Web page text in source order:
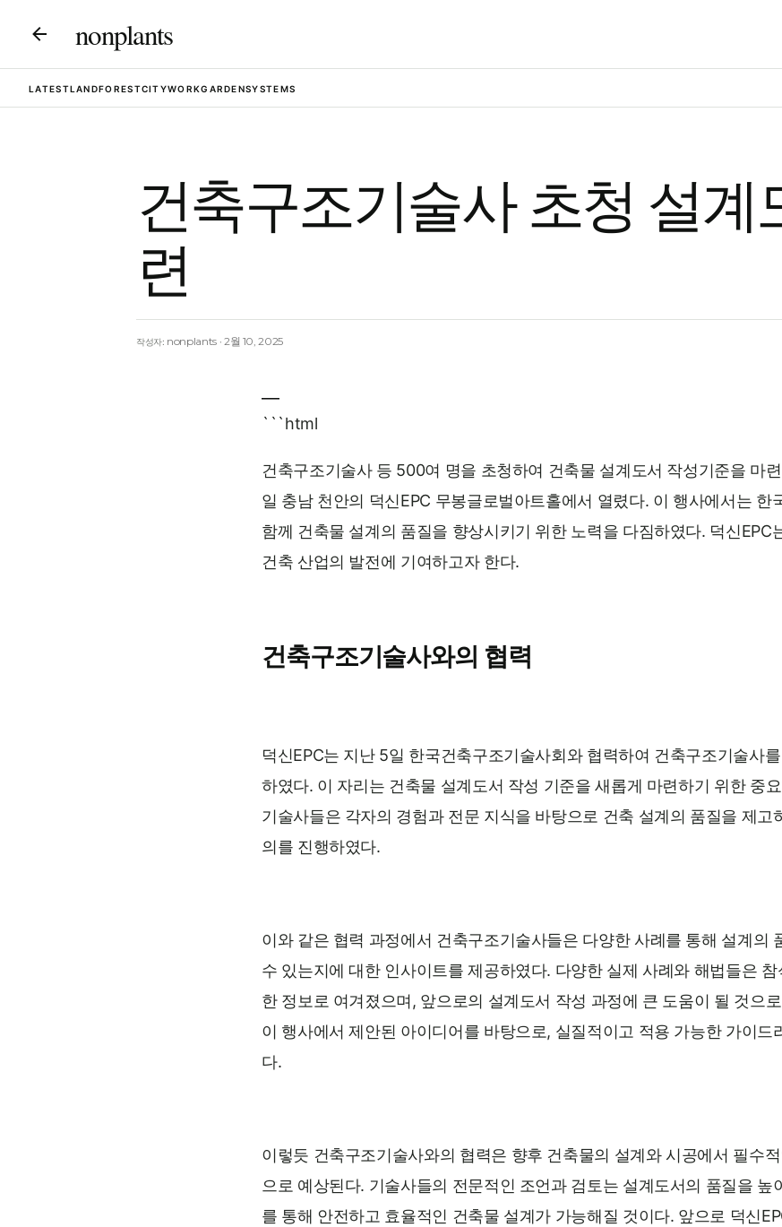
nonplants
LATESTLANDFORESTCITYWORKGARDENSYSTEMS
건축구조기술사 초청 설계
련
작성자: nonplants 2월 10, 2025
```html
건축구조기술사 등 500여 명을 초청하여 건축물 설계도서 작성기준을 마
일 충남 천안의 덕신EPC 무봉글로벌아트홀에서 열렸다. 이 행사에서는 한
함께 건축물 설계의 품질을 향상시키기 위한 노력을 다짐하였다. 덕신EPC
건축 산업의 발전에 기여하고자 한다.
건축구조기술사와의 협력
덕신EPC는 지난 5일 한국건축구조기술사회와 협력하여 건축구조기술사
하였다. 이 자리는 건축물 설계도서 작성 기준을 새롭게 마련하기 위한 중
기술사들은 각자의 경험과 전문 지식을 바탕으로 건축 설계의 품질을 제고
의를 진행하였다.
이와 같은 협력 과정에서 건축구조기술사들은 다양한 사례를 통해 설계의
수 있는지에 대한 인사이트를 제공하였다. 다양한 실제 사례와 해법들은
한 정보로 여겨졌으며, 앞으로의 설계도서 작성 과정에 큰 도움이 될 것으
이 행사에서 제안된 아이디어를 바탕으로, 실질적이고 적용 가능한 가이드
다.
이렇듯 건축구조기술사와의 협력은 향후 건축물의 설계와 시공에서 필수
으로 예상된다. 기술사들의 전문적인 조언과 검토는 설계도서의 품질을 높
를 통해 안전하고 효율적인 건축물 설계가 가능해질 것이다. 앞으로 덕신